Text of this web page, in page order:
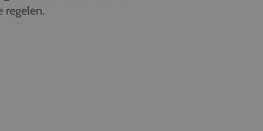
regelen.